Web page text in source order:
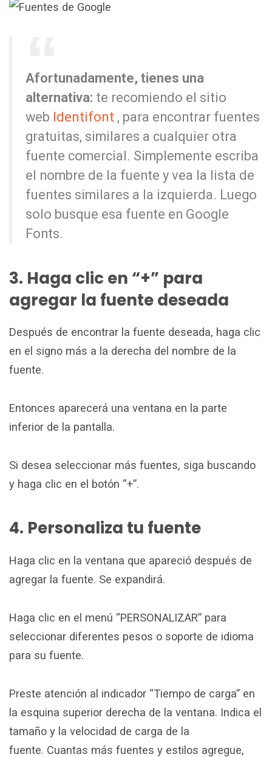
Afortunadamente, tienes una
alternativa: te recomiendo el sitio
web Identifont, para encontrar fuentes
gratuitas, similares a cualquier otra
fuente comercial. Simplemente escriba
el nombre de la fuente y vea la lista de
fuentes similares a la izquierda. Luego
solo busque esa fuente en Google
Fonts.
3. Haga clic en “+” para
agregar la fuente deseada
Después de encontrar la fuente deseada, haga clic
en el signo más a la derecha del nombre de la
fuente.
Entonces aparecerá una ventana en la parte
inferior de la pantalla.
Si desea seleccionar más fuentes, siga buscando
y haga clic en el botón “+”.
4. Personaliza tu fuente
Haga clic en la ventana que apareció después de
agregar la fuente. Se expandirá.
Haga clic en el menú “PERSONALIZAR” para
seleccionar diferentes pesos o soporte de idioma
para su fuente.
Preste atención al indicador “Tiempo de carga” en
la esquina superior derecha de la ventana. Indica el
tamaño y la velocidad de carga de la
fuente. Cuantas más fuentes y estilos agregue,